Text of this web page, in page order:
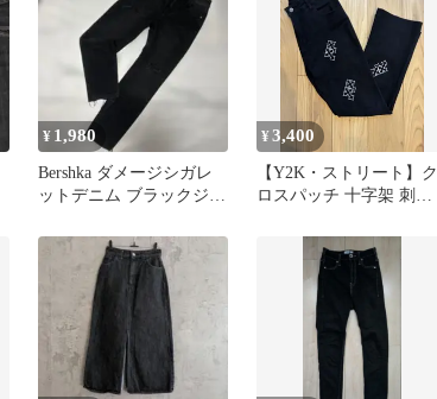
¥ 1,980
Bershka ダメージシガレ
ットデニム ブラックジー
¥3,400
【Y2K・ストリート】ク
ロスパッチ 十字架 刺繍